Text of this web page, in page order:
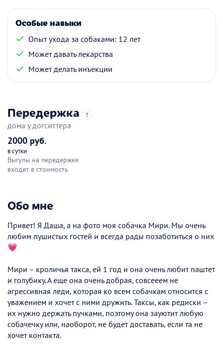
Особые навыки
Опыт ухода за собаками: 12 лет
Может давать лекарства
Может делать инъекции
Передержка ?
дома у догситтера
2000 руб.
в сутки
Выгулы на передержке
входят в стоимость
Обо мне
Привет! Я Даша, а на фото моя собачка Мири. Мы очень
любим пушистых гостей и всегда рады позаботиться о них
💗
Мири – кроличья такса, ей 1 год и она очень любит паштет
и голубику. А еще она очень добрая, совсееем не
агрессивная леди, которая ко всем собачкам относится с
уважением и хочет с ними дружить. Таксы, как редиски –
их нужно держать пучками, поэтому она зауютит любую
собачечку или, наоборот, не будет доставать, если та не
хочет контакта.